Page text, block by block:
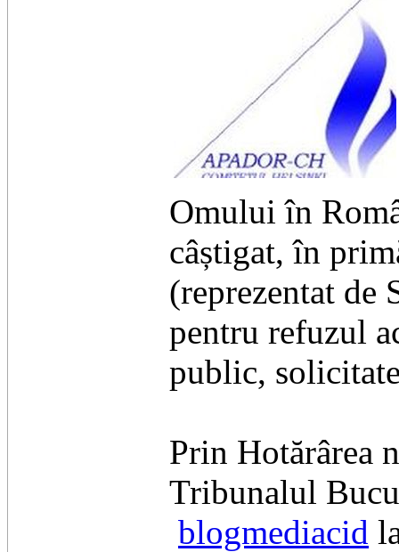
Omului în
câștigat, în
(reprezentat de
pentru refuzul
public,
Prin Hotărârea
Tribunalul
blogmediacid